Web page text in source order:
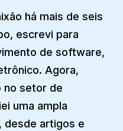
há mais de seis
escrevi para
de software,
Agora,
no setor de
uma ampla
desde artigos e